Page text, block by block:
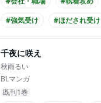
#強気受け
#ほだされ受け
#あまあま
#せつない
#年下攻め
千夜に咲え
秋雨るい
BLマンガ
既刊1巻